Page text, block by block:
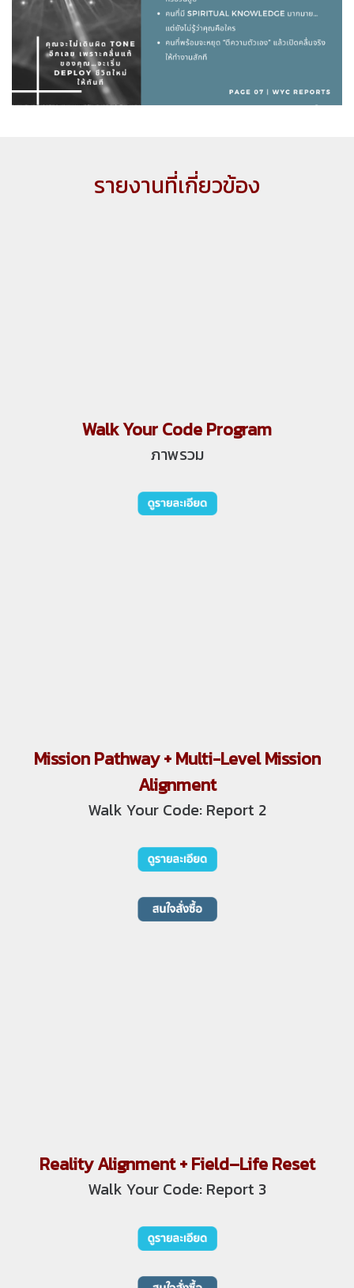
รายงานที่เกี่ยวข้อง
Walk Your Code Program
ภาพรวม
Mission Pathway + Multi-Level Mission
Alignment
Walk Your Code: Report 2
Reality Alignment + Field–Life Reset
Walk Your Code: Report 3